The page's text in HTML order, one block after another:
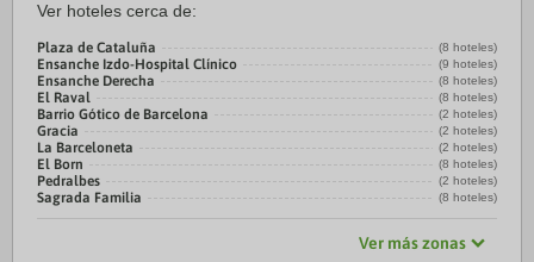
Ver hoteles cerca de:
Plaza de Cataluña (8 hoteles)
Ensanche Izdo-Hospital Clínico (9 hoteles)
Ensanche Derecha (8 hoteles)
El Raval (8 hoteles)
Barrio Gótico de Barcelona (2 hoteles)
Gracia (2 hoteles)
La Barceloneta (2 hoteles)
El Born (8 hoteles)
Pedralbes (2 hoteles)
Sagrada Familia (8 hoteles)
Ver más zonas